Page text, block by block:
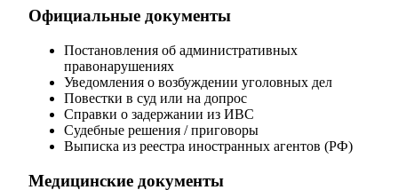
Официальные документы
Постановления об административных
правонарушениях
Уведомления о возбуждении уголовных дел
Повестки в суд или на допрос
Справки о задержании из ИВС
Судебные решения / приговоры
Выписка из реестра иностранных агентов (РФ)
Медицинские документы